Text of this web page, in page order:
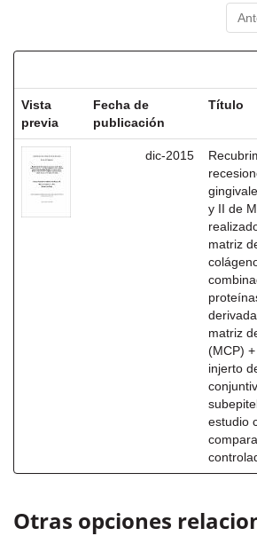
Vista
previa
Fecha de
publicación
Título
dic-2015
y II de
matriz
matriz
(MCP)
injerto
estudio
Otras opciones